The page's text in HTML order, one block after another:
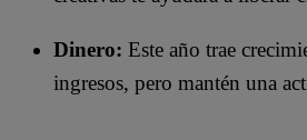
Dinero: Este año trae
ingresos, pero mantén una